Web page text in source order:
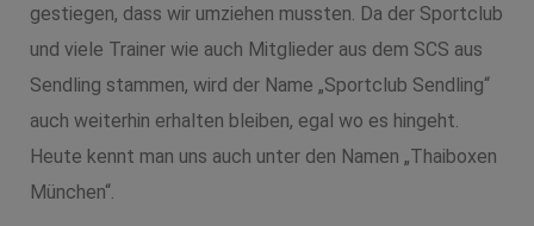
gestiegen, dass wir umziehen mussten. Da der Sportclub
und viele Trainer wie auch Mitglieder aus dem SCS aus
Sendling stammen, wird der Name „Sportclub Sendling“
auch weiterhin erhalten bleiben, egal wo es hingeht.
Heute kennt man uns auch unter den Namen „Thaiboxen
München“.